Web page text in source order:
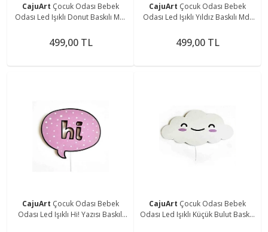
CajuArt Çocuk Odası Bebek
Odası Led Işıklı Donut Baskılı Mdf
499,00 TL
CajuArt Çocuk Odası Bebek
Odası Led Işıklı Yıldız Baskılı Mdf
499,00 TL
CajuArt Çocuk Odası Bebek
Odası Led Işıklı Hi! Yazısı Baskılı
CajuArt Çocuk Odası Bebek
Odası Led Işıklı Küçük Bulut Baskılı